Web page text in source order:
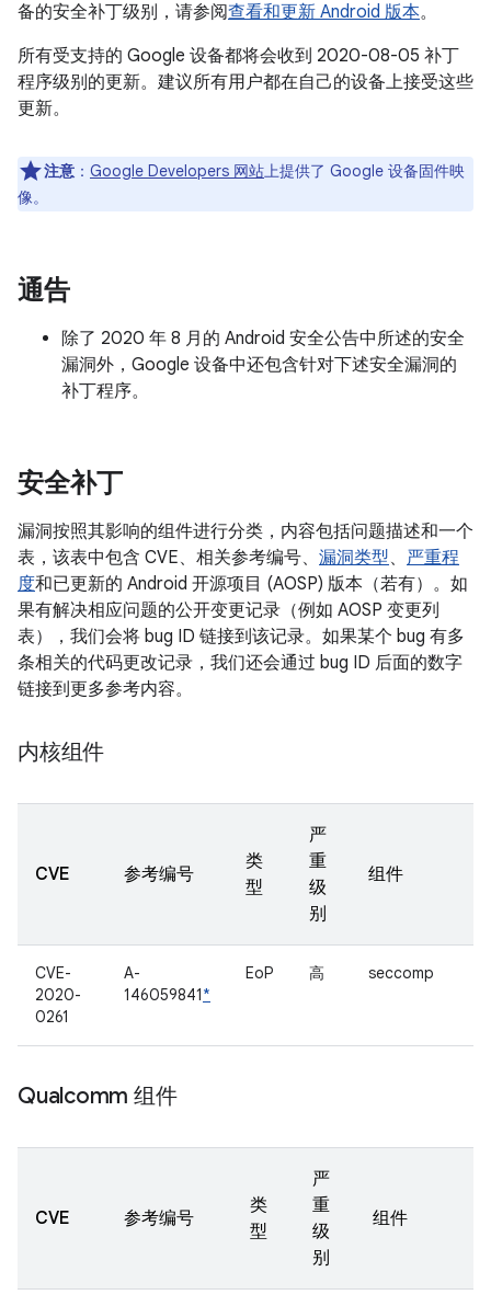
备的安全补丁级别，请参阅查看和更新 Android 版本。
所有受支持的 Google 设备都将会收到 2020-08-05 补丁
程序级别的更新。建议所有用户都在自己的设备上接受这些
更新。
注意 ： Google Developers 网站上提供了 Google 设备固件映
像。
通告
除了 2020 年 8 月的 Android 安全公告中所述的安全
漏洞外，Google 设备中还包含针对下述安全漏洞的
补丁程序。
安全补丁
漏洞按照其影响的组件进行分类，内容包括问题描述和一个
表，该表中包含 CVE、相关参考编号、 漏洞类型、 严重程
度和已更新的 Android 开源项目 (AOSP) 版本（若有）。如
果有解决相应问题的公开变更记录（例如 AOSP 变更列
表），我们会将 bug ID 链接到该记录。如果某个 bug 有多
条相关的代码更改记录，我们还会通过 bug ID 后面的数字
链接到更多参考内容。
内核组件
CVE 参考编号
类
型
严
重
级
别
组件
CVE-
2020-
0261
A-
146059841*
EoP 高 seccomp
Qualcomm 组件
CVE 参考编号
类
型
严
重
级
别
组件